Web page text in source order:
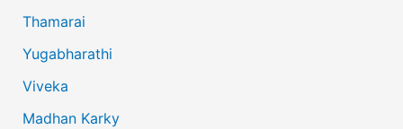
Thamarai
Yugabharathi
Viveka
Madhan Karky